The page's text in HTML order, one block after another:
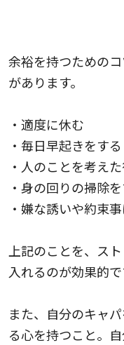
余裕を持つための
があります。
・適度に休む
・毎日早起きをする
・人のことを考え
・身の回りの掃除
・嫌な誘いや約束
上記のことを、ス
入れるのが効果的で
また、自分のキャ
る心を持つこと。